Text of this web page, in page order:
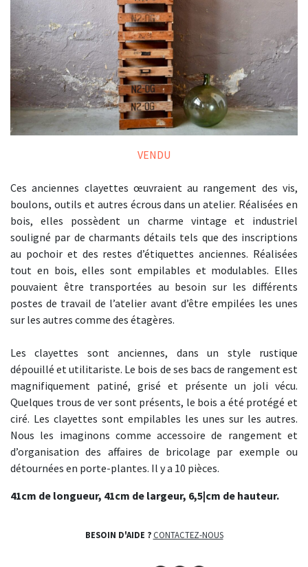
VENDU
Ces anciennes clayettes œuvraient au rangement des vis,
boulons, outils et autres écrous dans un atelier. Réalisées en
bois, elles possèdent un charme vintage et industriel
souligné par de charmants détails tels que des inscriptions
au pochoir et des restes d’étiquettes anciennes. Réalisées
tout en bois, elles sont empilables et modulables. Elles
pouvaient être transportées au besoin sur les différents
postes de travail de l’atelier avant d’être empilées les unes
sur les autres comme des étagères.
Les clayettes sont anciennes, dans un style rustique
dépouillé et utilitariste. Le bois de ses bacs de rangement est
magnifiquement patiné, grisé et présente un joli vécu.
Quelques trous de ver sont présents, le bois a été protégé et
ciré. Les clayettes sont empilables les unes sur les autres.
Nous les imaginons comme accessoire de rangement et
d’organisation des affaires de bricolage par exemple ou
détournées en porte-plantes. Il y a 10 pièces.
41cm de longueur, 41cm de largeur, 6,5|cm de hauteur.
BESOIN D'AIDE ? CONTACTEZ-NOUS